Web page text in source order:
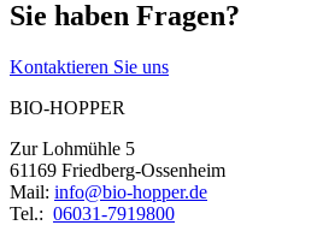
Sie haben Fragen?
Kontaktieren Sie uns
BIO-HOPPER
Zur Lohmühle 5
61169 Friedberg-Ossenheim
Mail: info@bio-hopper.de
Tel.: 06031-7919800